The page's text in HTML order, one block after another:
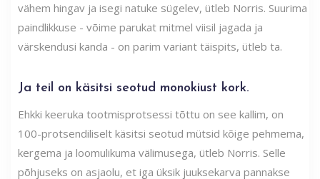
vähem hingav ja isegi natuke sügelev, ütleb Norris. Suurima
paindlikkuse - võime parukat mitmel viisil jagada ja
värskendusi kanda - on parim variant täispits, ütleb ta.
Ja teil on käsitsi seotud monokiust kork.
Ehkki keeruka tootmisprotsessi tõttu on see kallim, on
100-protsendiliselt käsitsi seotud mütsid kõige pehmema,
kergema ja loomulikuma välimusega, ütleb Norris. Selle
põhjuseks on asjaolu, et iga üksik juuksekarva pannakse